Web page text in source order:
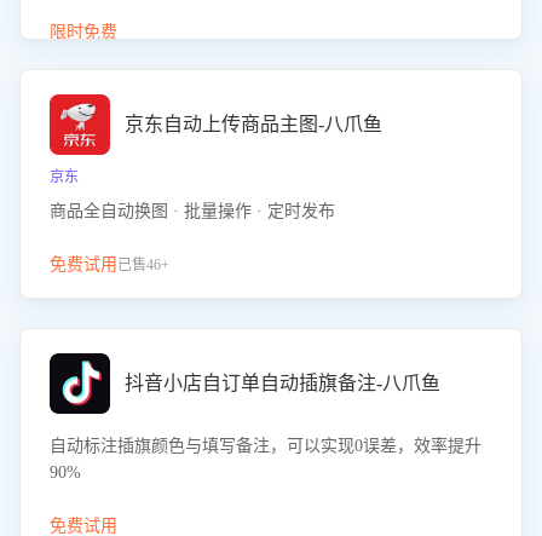
初始化时间，助力企业快速启动智能客服训练
限时免费
京东自动上传商品主图-八爪鱼
京东
商品全自动换图 · 批量操作 · 定时发布
免费试用 已售46+
抖音小店自订单自动插旗备注-八爪鱼
自动标注插旗颜色与填写备注，可以实现0误差，效率提升
90%
免费试用